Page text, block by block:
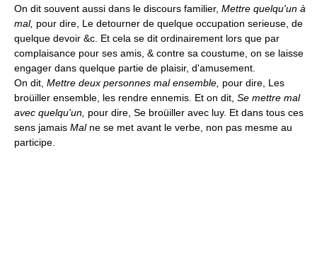
On dit souvent aussi dans le discours familier, Mettre quelqu'un à
mal, pour dire, Le detourner de quelque occupation serieuse, de
quelque devoir &c. Et cela se dit ordinairement lors que par
complaisance pour ses amis, & contre sa coustume, on se laisse
engager dans quelque partie de plaisir, d'amusement.
On dit, Mettre deux personnes mal ensemble, pour dire, Les
broüiller ensemble, les rendre ennemis. Et on dit, Se mettre mal
avec quelqu'un, pour dire, Se broüiller avec luy. Et dans tous ces
sens jamais Malne se met avant le verbe, non pas mesme au
participe.